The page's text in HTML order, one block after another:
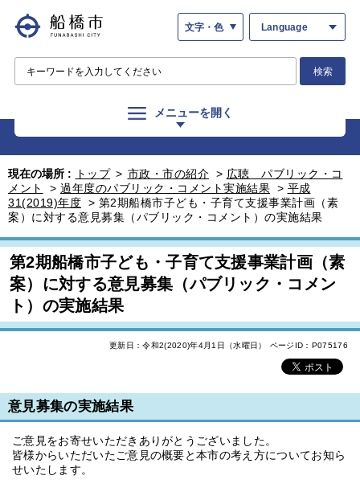
文字・色 Language
検索
メニューを開く
現在の場所 : トップ > 市政・市の紹介 > 広聴 パブリック・コ
メント
> 過年度のパブリック・コメント実施結果 > 平成
31(2019)年度 > 第2期船橋市子ども・子育て支援事業計画（素
案）に対する意見募集（パブリック・コメント）の実施結果
第2期船橋市子ども・子育て支援事業計画（素
案）に対する意見募集（パブリック・コメン
ト）の実施結果
更新日：令和2(2020)年4月1日（水曜日） ページID：P075176
意見募集の実施結果
ご意見をお寄せいただきありがとうございました。
皆様からいただいたご意見の概要と本市の考え方についてお知ら
せいたします。